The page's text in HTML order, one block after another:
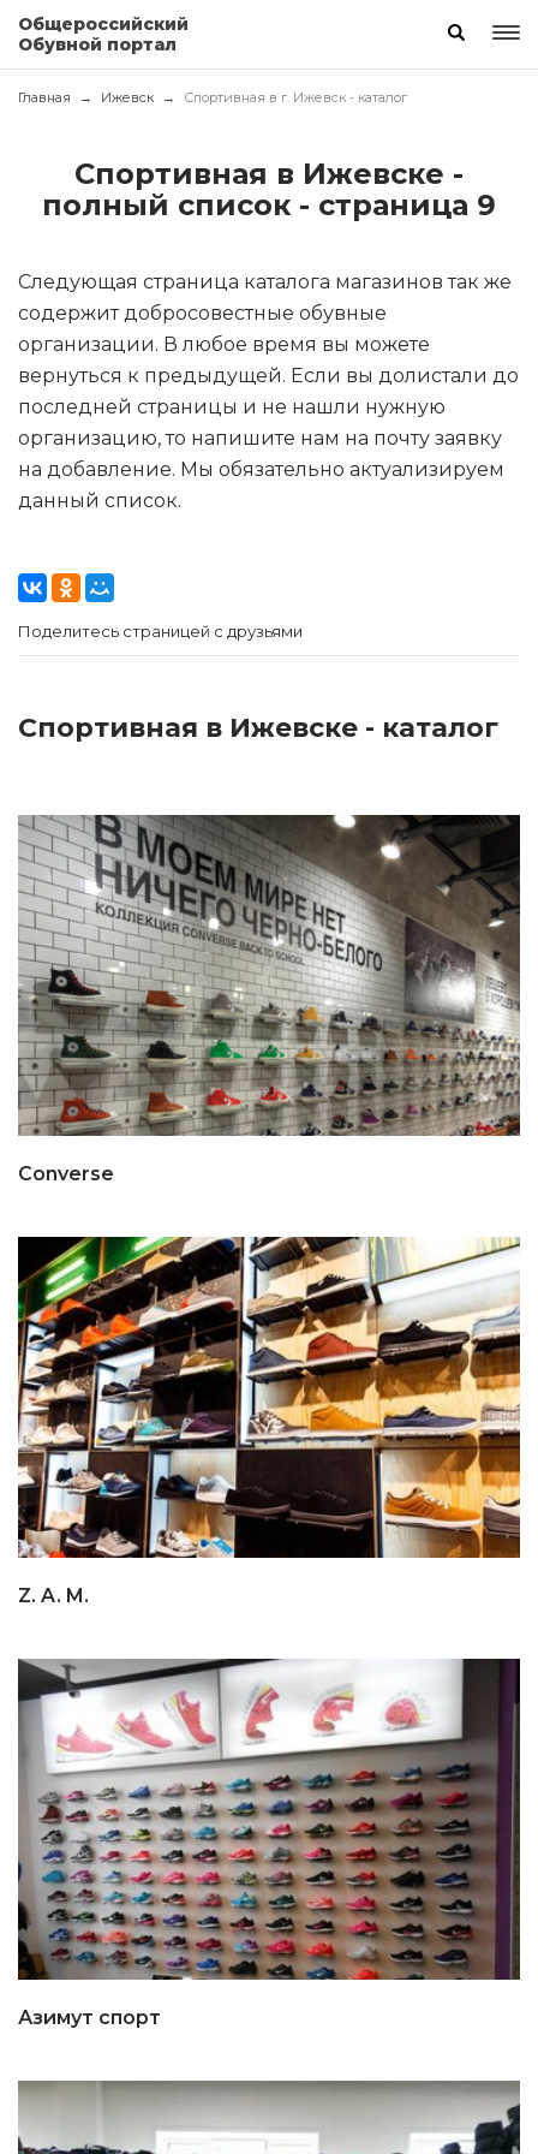
Общероссийский
Обувной портал
Главная Ижевск Спортивная в г. Ижевск - каталог
Спортивная в Ижевске -
полный список - страница 9
Следующая страница каталога магазинов так же
содержит добросовестные обувные
организации. В любое время вы можете
вернуться к предыдущей. Если вы долистали до
последней страницы и не нашли нужную
организацию, то напишите нам на почту заявку
на добавление. Мы обязательно актуализируем
данный список.
Поделитесь страницей с друзьями
Спортивная в Ижевске - каталог
Converse
Z. A. M.
Азимут спорт